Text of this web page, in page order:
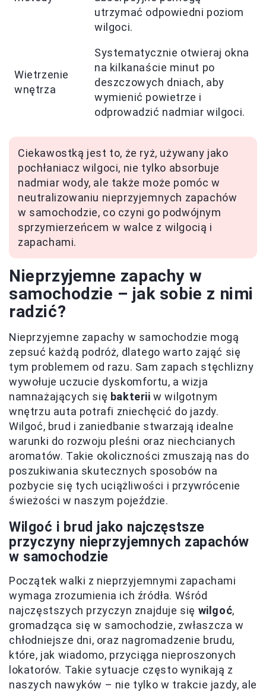
utrzymać odpowiedni poziom
wilgoci.
Wietrzenie
wnętrza
Systematycznie otwieraj okna
na kilkanaście minut po
deszczowych dniach, aby
wymienić powietrze i
odprowadzić nadmiar wilgoci.
Ciekawostką jest to, że ryż, używany jako
pochłaniacz wilgoci, nie tylko absorbuje
nadmiar wody, ale także może pomóc w
neutralizowaniu nieprzyjemnych zapachów
w samochodzie, co czyni go podwójnym
sprzymierzeńcem w walce z wilgocią i
zapachami.
Nieprzyjemne zapachy w
samochodzie – jak sobie z nimi
radzić?
Nieprzyjemne zapachy w samochodzie mogą
zepsuć każdą podróż, dlatego warto zająć się
tym problemem od razu. Sam zapach stęchlizny
wywołuje uczucie dyskomfortu, a wizja
namnażających się bakterii w wilgotnym
wnętrzu auta potrafi zniechęcić do jazdy.
Wilgoć, brud i zaniedbanie stwarzają idealne
warunki do rozwoju pleśni oraz niechcianych
aromatów. Takie okoliczności zmuszają nas do
poszukiwania skutecznych sposobów na
pozbycie się tych uciążliwości i przywrócenie
świeżości w naszym pojeździe.
Wilgoć i brud jako najczęstsze
przyczyny nieprzyjemnych zapachów
w samochodzie
Początek walki z nieprzyjemnymi zapachami
wymaga zrozumienia ich źródła. Wśród
najczęstszych przyczyn znajduje się wilgoć,
gromadząca się w samochodzie, zwłaszcza w
chłodniejsze dni, oraz nagromadzenie brudu,
które, jak wiadomo, przyciąga nieproszonych
lokatorów. Takie sytuacje często wynikają z
naszych nawyków – nie tylko w trakcie jazdy, ale